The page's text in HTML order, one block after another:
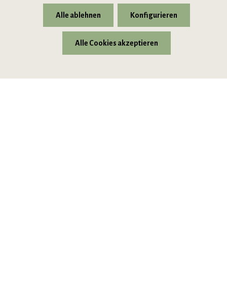
* Alle Preise inkl. gesetzl. Mehrwertsteuer zzgl.Versandkosten
Alle ablehnen Konfigurieren
Alle Cookies akzeptieren